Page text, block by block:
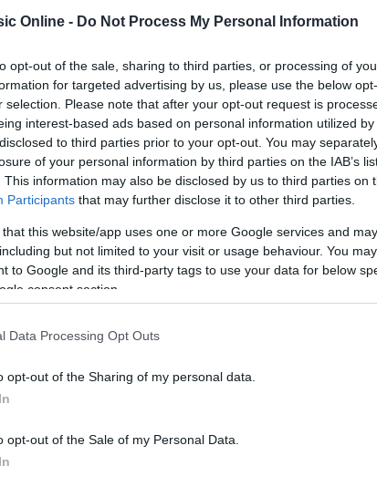
Online - Do Not Process My Personal Information
opt-out of the sale, sharing to third parties, or processing of
for targeted advertising by us, please use the below
selection. Please note that after your opt-out request is
interest-based ads based on personal information utilized
to third parties prior to your opt-out. You may
of your personal information by third parties on the IAB’s
This information may also be disclosed by us to third parties on
Participants that may further disclose it to other third parties.
that this website/app uses one or more Google services and
but not limited to your visit or usage behaviour. You
to Google and its third-party tags to use your data for below
consent section.
Data Processing Opt Outs
opt-out of the Sharing of my personal data.
opt-out of the Sale of my Personal Data.
il pubblico con i suoi brani inediti.
canzoni originali che stanno rapidamente
brani più ascoltati, spicca “Francamente
per la sua melodia accattivante e il testo
uno dei talenti più promettenti, ha raggiunto la
la musica di qualità possa emergere anche in
X Factor.